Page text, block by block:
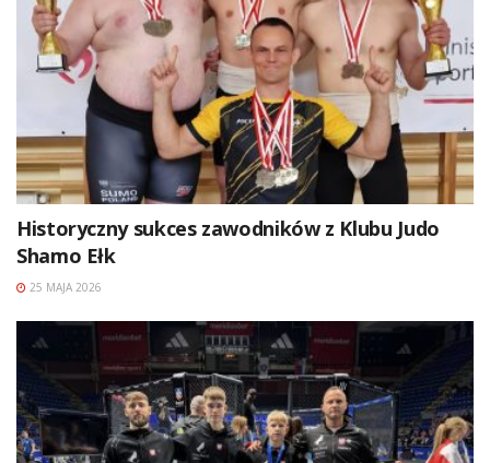
Historyczny sukces zawodników z Klubu Judo
Shamo Ełk
25 MAJA 2026